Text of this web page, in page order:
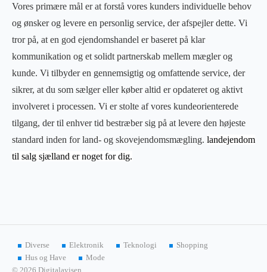
Vores primære mål er at forstå vores kunders individuelle behov
og ønsker og levere en personlig service, der afspejler dette. Vi
tror på, at en god ejendomshandel er baseret på klar
kommunikation og et solidt partnerskab mellem mægler og
kunde. Vi tilbyder en gennemsigtig og omfattende service, der
sikrer, at du som sælger eller køber altid er opdateret og aktivt
involveret i processen. Vi er stolte af vores kundeorienterede
tilgang, der til enhver tid bestræber sig på at levere den højeste
standard inden for land- og skovejendomsmægling. landejendom
til salg sjælland er noget for dig.
Diverse Elektronik Teknologi
Shopping
Hus og Have
Mode
© 2026 Digitalavisen